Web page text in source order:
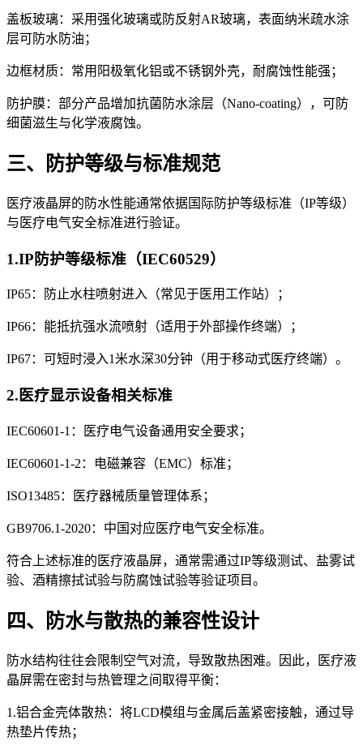
盖板玻璃：采用强化玻璃或防反射AR玻璃，表面纳米疏水涂
层可防水防油；
边框材质：常用阳极氧化铝或不锈钢外壳，耐腐蚀性能强；
防护膜：部分产品增加抗菌防水涂层（Nano-coating），可防
细菌滋生与化学液腐蚀。
三、防护等级与标准规范
医疗液晶屏的防水性能通常依据国际防护等级标准（IP等级）
与医疗电气安全标准进行验证。
1.IP防护等级标准（IEC60529）
IP65：防止水柱喷射进入（常见于医用工作站）；
IP66：能抵抗强水流喷射（适用于外部操作终端）；
IP67：可短时浸入1米水深30分钟（用于移动式医疗终端）。
2.医疗显示设备相关标准
IEC60601-1：医疗电气设备通用安全要求；
IEC60601-1-2：电磁兼容（EMC）标准；
ISO13485：医疗器械质量管理体系；
GB9706.1-2020：中国对应医疗电气安全标准。
符合上述标准的医疗液晶屏，通常需通过IP等级测试、盐雾试
验、酒精擦拭试验与防腐蚀试验等验证项目。
四、防水与散热的兼容性设计
防水结构往往会限制空气对流，导致散热困难。因此，医疗液
晶屏需在密封与热管理之间取得平衡：
1.铝合金壳体散热：将LCD模组与金属后盖紧密接触，通过导
热垫片传热；